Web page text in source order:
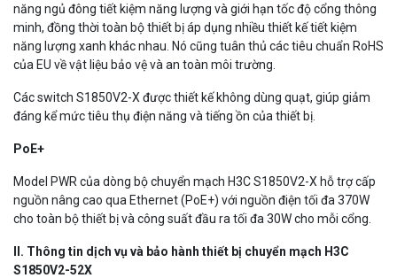
năng ngủ đông tiết kiệm năng lượng và giới hạn tốc độ cổng thông
minh, đồng thời toàn bộ thiết bị áp dụng nhiều thiết kế tiết kiệm
năng lượng xanh khác nhau. Nó cũng tuân thủ các tiêu chuẩn RoHS
của EU về vật liệu bảo vệ và an toàn môi trường.
Các switch S1850V2-X được thiết kế không dùng quạt, giúp giảm
đáng kể mức tiêu thụ điện năng và tiếng ồn của thiết bị.
PoE+
Model PWR của dòng bộ chuyển mạch H3C S1850V2-X hỗ trợ cấp
nguồn nâng cao qua Ethernet (PoE+) với nguồn điện tối đa 370W
cho toàn bộ thiết bị và công suất đầu ra tối đa 30W cho mỗi cổng.
II. Thông tin dịch vụ và bảo hành thiết bị chuyển mạch H3C
S1850V2-52X